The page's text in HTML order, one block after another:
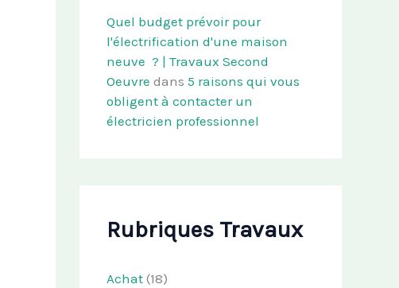
Quel budget prévoir pour
l'électrification d'une maison
neuve ? | Travaux Second
Oeuvre dans 5 raisons qui vous
obligent à contacter un
électricien professionnel
Rubriques Travaux
Achat (18)